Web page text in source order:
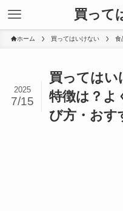
買って
ホーム 買ってはいけない 食
買ってはい
特徴は？よ
び方・おす
2025
7/15